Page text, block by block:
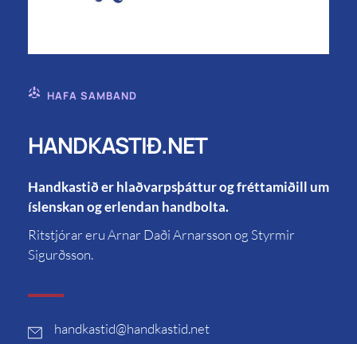
HAFA SAMBAND
HANDKASTIÐ.NET
Handkastið er hlaðvarpsþáttur og fréttamiðill um
íslenskan og erlendan handbolta.
Ritstjórar eru Arnar Daði Arnarsson og Styrmir
Sigurðsson.
handkastid@handkastid.net